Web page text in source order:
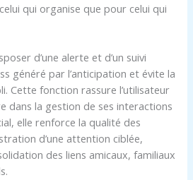
qui organise que pour celui qui
d’une alerte et d’un suivi
généré par l’anticipation et évite la
Cette fonction rassure l’utilisateur
dans la gestion de ses interactions
elle renforce la qualité des
d’une attention ciblée,
des liens amicaux, familiaux